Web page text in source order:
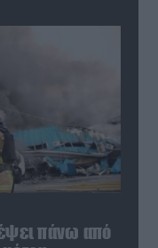
πάνω από